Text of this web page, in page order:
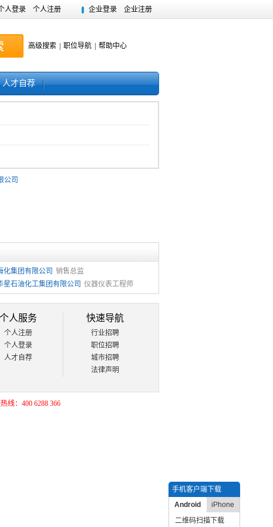
手机客户端下载
Android
iPhone
二维码扫描下载
人登录 个人注册 企业登录 企业注册
高级搜索 职位导航 帮助中心
人才自荐
化集团有限公司 销售总监
星石油化工集团有限公司 仪器仪表工程师
个人服务
个人注册
个人登录
人才自荐
快速导航
行业招聘
职位招聘
城市招聘
法律声明
线：400 6288 366